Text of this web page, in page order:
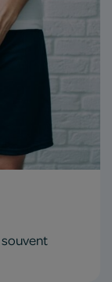
souvent